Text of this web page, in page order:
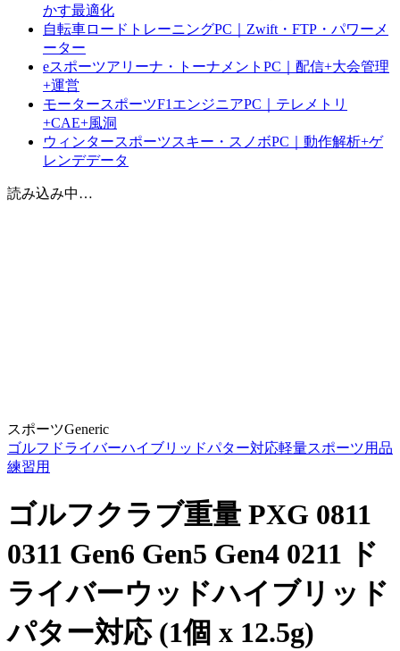
かす最適化
自転車ロードトレーニングPC｜Zwift・FTP・パワーメ
ーター
eスポーツアリーナ・トーナメントPC｜配信+大会管理
+運営
モータースポーツF1エンジニアPC｜テレメトリ
+CAE+風洞
ウィンタースポーツスキー・スノボPC｜動作解析+ゲ
レンデデータ
読み込み中…
スポーツGeneric
ゴルフ ドライバーハイブリッドパター対応軽量スポーツ用品
練習用
ゴルフクラブ重量 PXG 0811
0311 Gen6 Gen5 Gen4 0211 ド
ライバーウッドハイブリッド
パター対応 (1個 x 12.5g)